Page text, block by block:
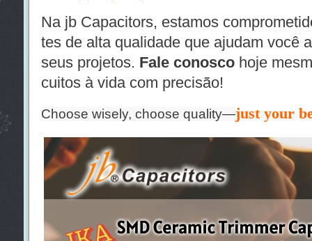
Na jb Capacitors, estamos
tes de alta qualidade que ajudam você
seus projetos. Fale conoscohoje
cuitos à vida com precisão!
Choose wisely, choose quality—just your